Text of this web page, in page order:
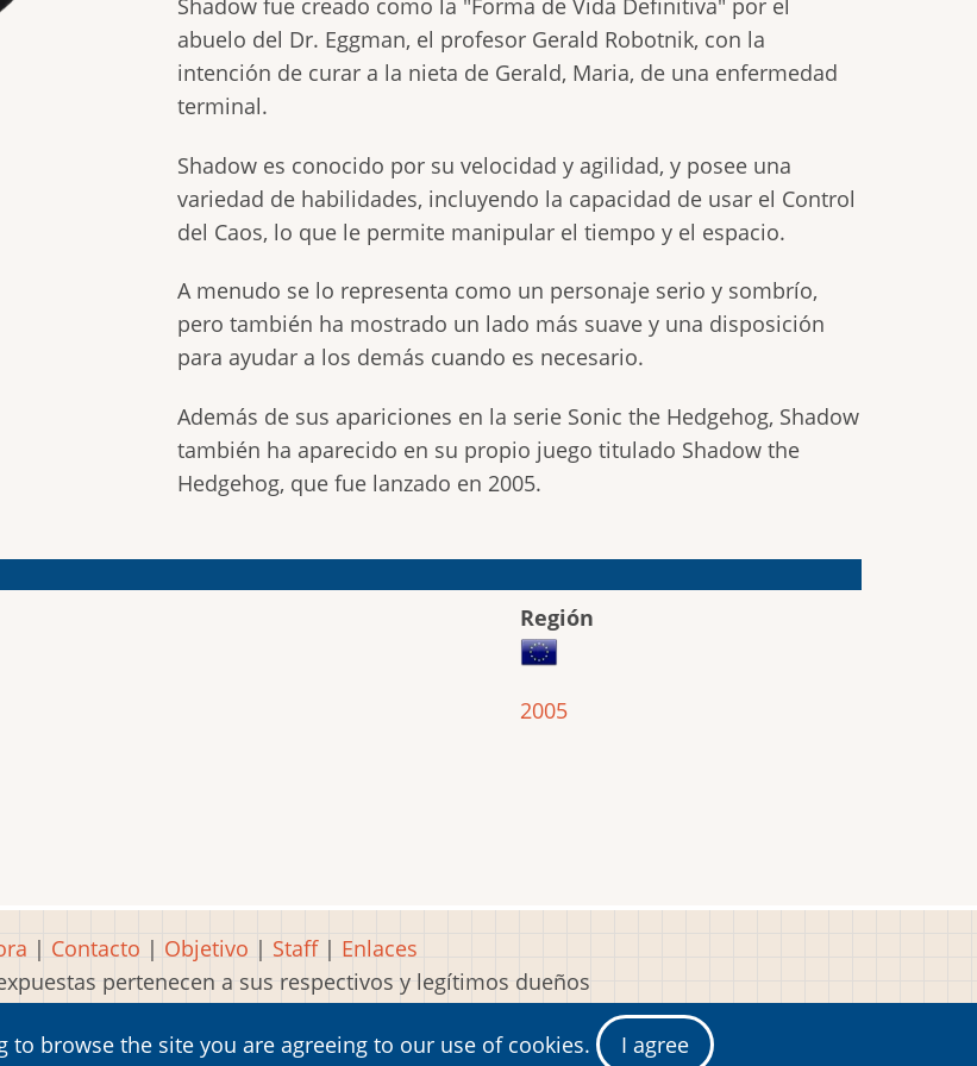
Shadow fue creado como la "Forma de Vida Definitiva" por el
abuelo del Dr. Eggman, el profesor Gerald Robotnik, con la
intención de curar a la nieta de Gerald, Maria, de una enfermedad
terminal.
Shadow es conocido por su velocidad y agilidad, y posee una
variedad de habilidades, incluyendo la capacidad de usar el Control
del Caos, lo que le permite manipular el tiempo y el espacio.
A menudo se lo representa como un personaje serio y sombrío,
pero también ha mostrado un lado más suave y una disposición
para ayudar a los demás cuando es necesario.
Además de sus apariciones en la serie Sonic the Hedgehog, Shadow
también ha aparecido en su propio juego titulado Shadow the
Hedgehog, que fue lanzado en 2005.
Región
2005
| Contacto | Objetivo | Staff| Enlaces
pertenecen a sus respectivos y legítimos dueños
2001-2026 Museo del Videojuego®
to browse the site you are agreeing to our use of cookies. I agree